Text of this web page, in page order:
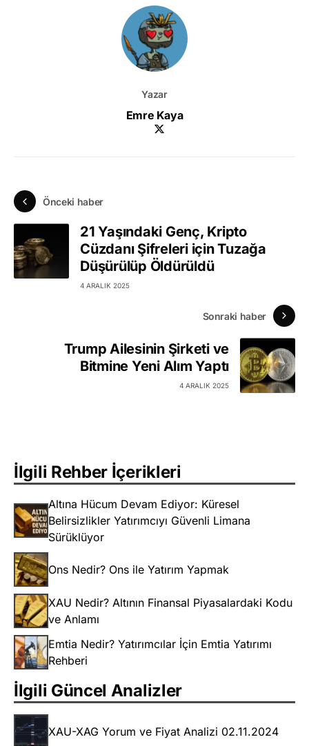
Yazar
Emre Kaya
Önceki haber
21 Yaşındaki Genç, Kripto
Cüzdanı Şifreleri için Tuzağa
Düşürülüp Öldürüldü
4 ARALIK 2025
Sonraki haber
Trump Ailesinin Şirketi ve
Bitmine Yeni Alım Yaptı
4 ARALIK 2025
İlgili Rehber İçerikleri
Altına Hücum Devam Ediyor: Küresel
Belirsizlikler Yatırımcıyı Güvenli Limana
Sürüklüyor
Ons Nedir? Ons ile Yatırım Yapmak
XAU Nedir? Altının Finansal Piyasalardaki Kodu
ve Anlamı
Emtia Nedir? Yatırımcılar İçin Emtia Yatırımı
Rehberi
İlgili Güncel Analizler
XAU-XAG Yorum ve Fiyat Analizi 02.11.2024